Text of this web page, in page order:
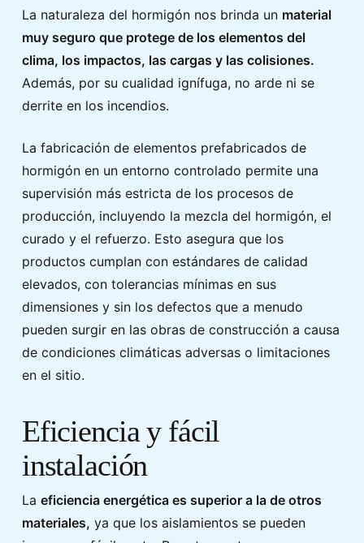
La naturaleza del hormigón nos brinda un material
muy seguro que protege de los elementos del
clima, los impactos, las cargas y las colisiones.
Además, por su cualidad ignífuga, no arde ni se
derrite en los incendios.
La fabricación de elementos prefabricados de
hormigón en un entorno controlado permite una
supervisión más estricta de los procesos de
producción, incluyendo la mezcla del hormigón, el
curado y el refuerzo. Esto asegura que los
productos cumplan con estándares de calidad
elevados, con tolerancias mínimas en sus
dimensiones y sin los defectos que a menudo
pueden surgir en las obras de construcción a causa
de condiciones climáticas adversas o limitaciones
en el sitio.
Eficiencia y fácil
instalación
La eficiencia energética es superior a la de otros
materiales, ya que los aislamientos se pueden